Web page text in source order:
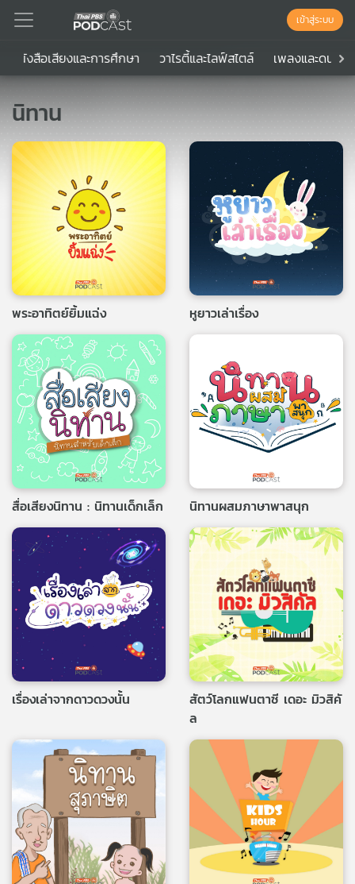
Podcast
เพล
ย์
ลิ
สต์
เพล
ย์
ลิ
ของ
คุณ
เพลง
บทความ
ข่าว
และ
กิจกรรม
เกี่ยว
กับ
เรา
ข่าย
บี
เอส
เข้าสู่ระบบ
นิทาน เด็กและครอบครัว ข่าวและสถานการณ์ วิทยาศาสต
นิทาน
พระอาทิตย์ยิ้มแฉ่ง หูยาวเล่าเรื่อง
สื่อเสียงนิทาน : นิทานเด็กเล็ก นิทานผสมภาษาพาสนุก
เรื่องเล่าจากดาวดวงนั้น
สัตว์โลกแฟนตาซี เดอะ มิวสิคั
ล